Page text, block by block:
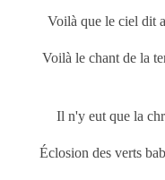
Voilà que le ciel dit
Voilà le chant de la
Il n'y eut que la
Éclosion des verts